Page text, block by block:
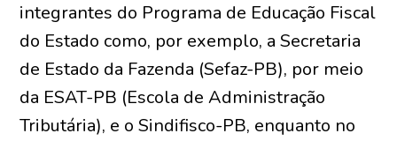
integrantes do Programa de Educação Fiscal
do Estado como, por exemplo, a Secretaria
de Estado da Fazenda (Sefaz-PB), por meio
da ESAT-PB (Escola de Administração
Tributária), e o Sindifisco-PB, enquanto no